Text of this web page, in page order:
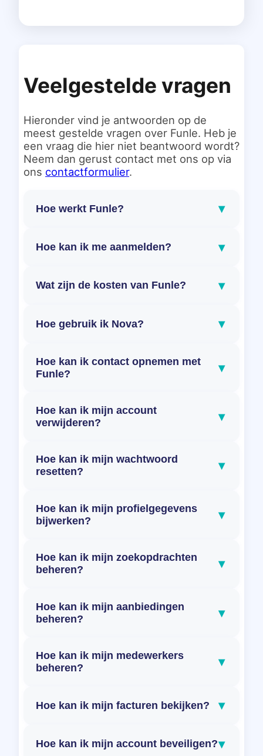
Veelgestelde vragen
Hieronder vind je antwoorden op de
meest gestelde vragen over Funle. Heb je
een vraag die hier niet beantwoord wordt?
Neem dan gerust contact met ons op via
ons contactformulier.
Hoe werkt Funle? ▾
Hoe kan ik me aanmelden? ▾
Wat zijn de kosten van Funle? ▾
Hoe gebruik ik Nova? ▾
Hoe kan ik contact opnemen met
Funle?
▾
Hoe kan ik mijn account
verwijderen?
▾
Hoe kan ik mijn wachtwoord
resetten?
▾
Hoe kan ik mijn profielgegevens
bijwerken?
▾
Hoe kan ik mijn zoekopdrachten
beheren?
▾
Hoe kan ik mijn aanbiedingen
beheren?
▾
Hoe kan ik mijn medewerkers
beheren?
▾
Hoe kan ik mijn facturen bekijken? ▾
Hoe kan ik mijn account beveiligen?▾